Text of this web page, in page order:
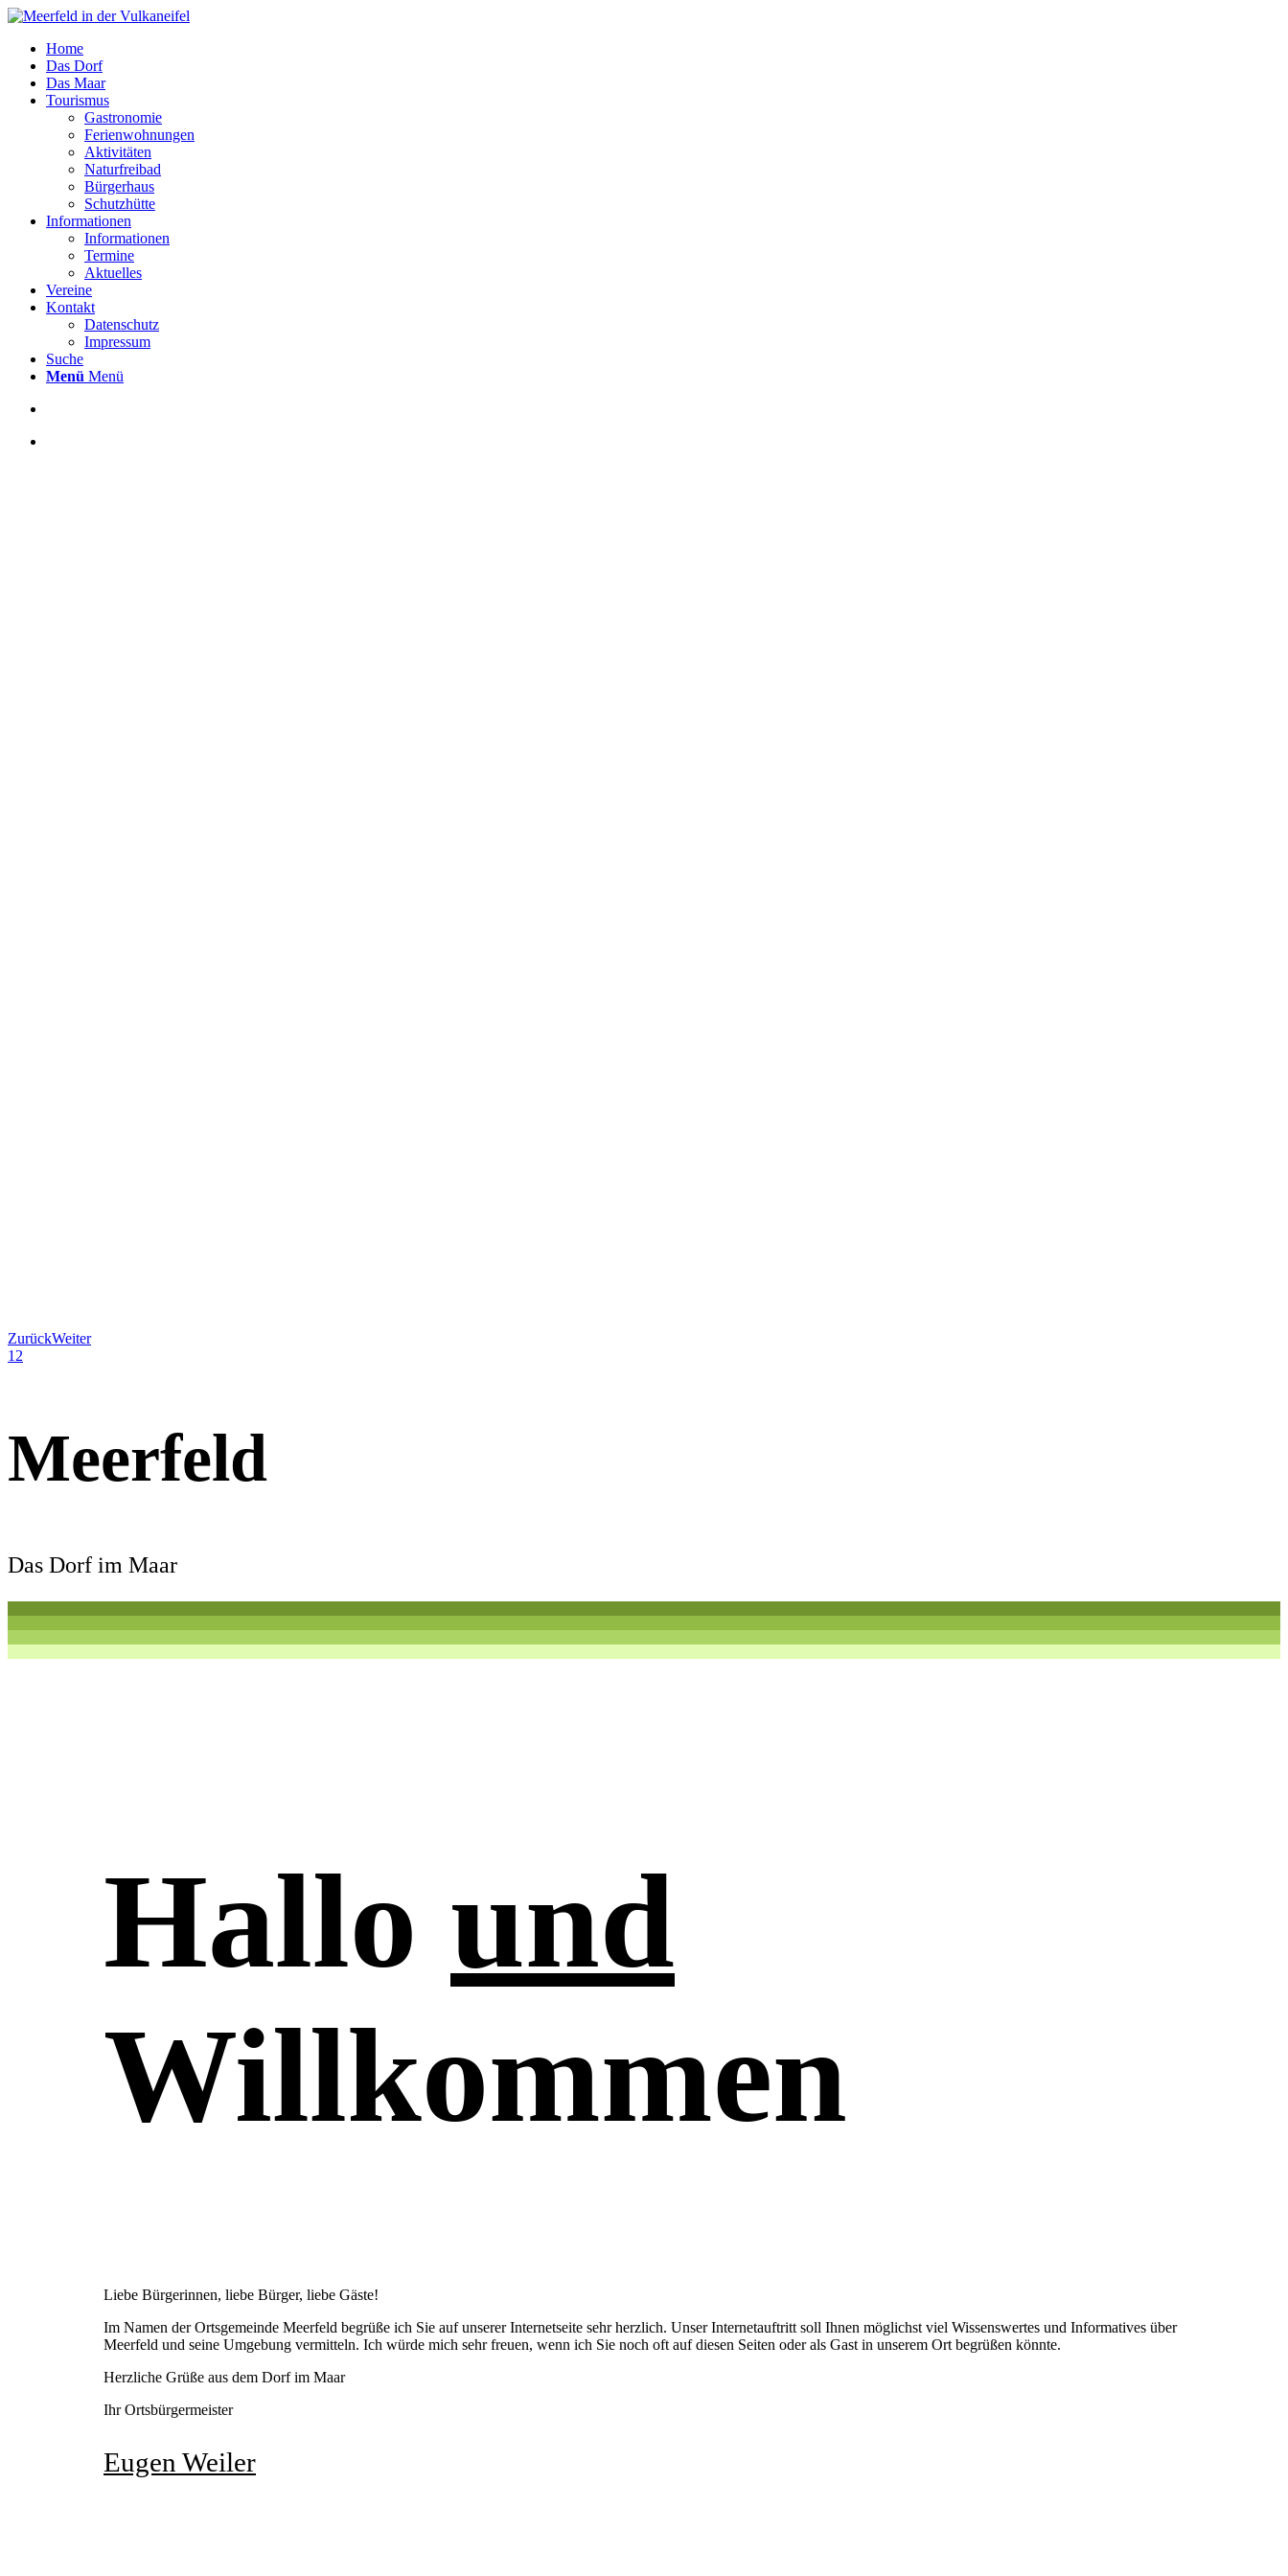
Home
Das Dorf
Das Maar
Tourismus
Gastronomie
Ferienwohnungen
Aktivitäten
Naturfreibad
Bürgerhaus
Schutzhütte
Informationen
Informationen
Termine
Aktuelles
Vereine
Kontakt
Datenschutz
Impressum
Suche
Menü Menü
ZurückWeiter
1 2
Meerfeld
Das Dorf im Maar
Hallo und
Willkommen
Liebe Bürgerinnen, liebe Bürger, liebe Gäste!
Im Namen der Ortsgemeinde Meerfeld begrüße ich Sie auf unserer Internetseite sehr herzlich. Unser Internetauftritt soll Ihnen möglichst viel Wissenswertes und Informatives über
Meerfeld und seine Umgebung vermitteln. Ich würde mich sehr freuen, wenn ich Sie noch oft auf diesen Seiten oder als Gast in unserem Ort begrüßen könnte.
Herzliche Grüße aus dem Dorf im Maar
Ihr Ortsbürgermeister
Eugen Weiler